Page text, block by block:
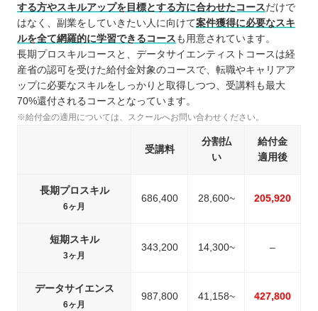
する方やスキルアップを目標とする方に合わせたコースだけで
はなく、副業をしていきたい人に向けて案件獲得に必要なスキ
ルを全て網羅的に学習できるコース も用意されています。
長期プロスキルコースと、データサイエンティストコースは経
産省の認可を受けた給付金対象のコースで、転職やキャリアア
ップに必要なスキルをしっかりと取得しつつ、受講料も最大
70%還付されるコースとなっています。
※給付金の適用については、スクールへお問い合わせください。
受講料
分割払
い
給付金
適用後
長期プロスキル
6ヶ月
686,400 28,600~ 205,920
短期スキル
3ヶ月
343,200 14,300~ –
データサイエンス
6ヶ月
987,800 41,158~ 427,800